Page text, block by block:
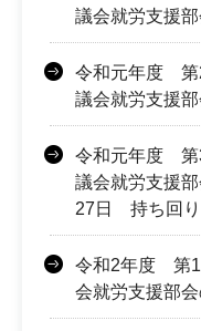
議会就労支援
令和元年度 第
議会就労支援
令和元年度 第
議会就労支援
27日 持ち回り
令和2年度 第1
会就労支援部